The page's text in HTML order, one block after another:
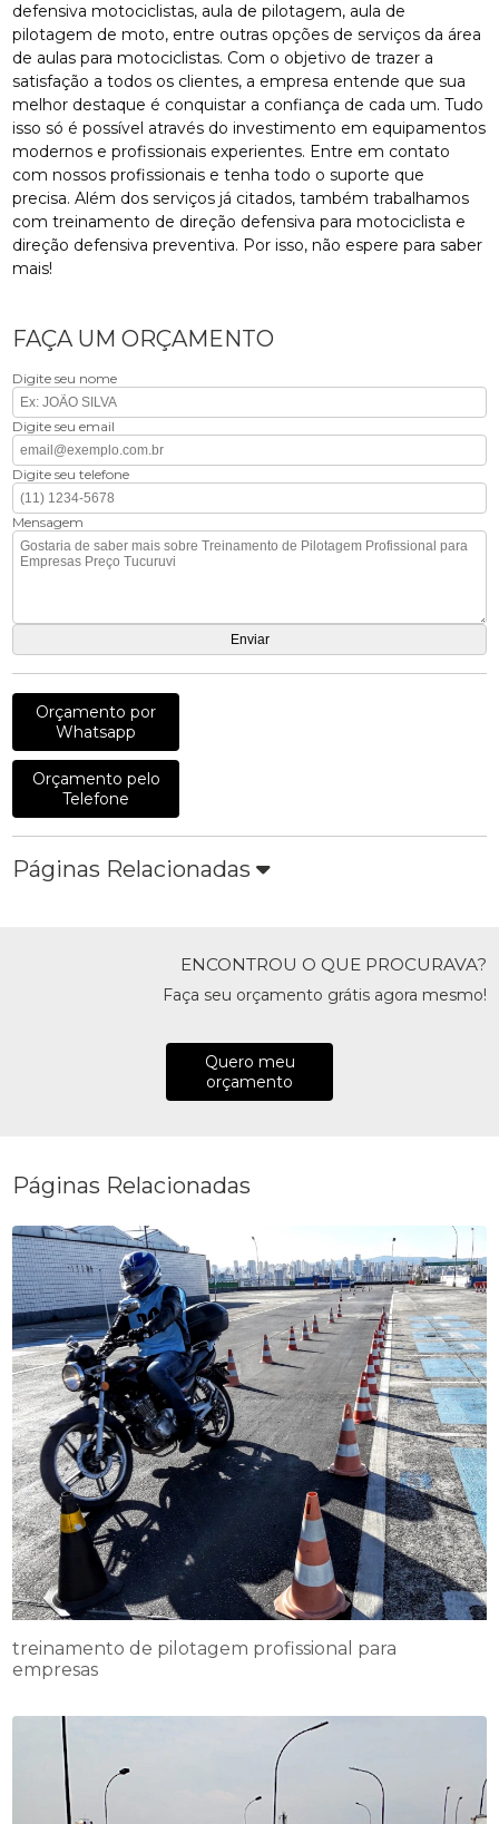
defensiva motociclistas, aula de pilotagem, aula de
pilotagem de moto, entre outras opções de serviços da área
de aulas para motociclistas. Com o objetivo de trazer a
satisfação a todos os clientes, a empresa entende que sua
melhor destaque é conquistar a confiança de cada um. Tudo
isso só é possível através do investimento em equipamentos
modernos e profissionais experientes. Entre em contato
com nossos profissionais e tenha todo o suporte que
precisa. Além dos serviços já citados, também trabalhamos
com treinamento de direção defensiva para motociclista e
direção defensiva preventiva. Por isso, não espere para saber
mais!
FAÇA UM ORÇAMENTO
Digite seu nome
Digite seu email
Digite seu telefone
Mensagem
Orçamento por
Whatsapp
Orçamento pelo
Telefone
Páginas Relacionadas
ENCONTROU O QUE PROCURAVA?
Faça seu orçamento grátis agora mesmo!
Quero meu
orçamento
Páginas Relacionadas
treinamento de pilotagem profissional para
empresas